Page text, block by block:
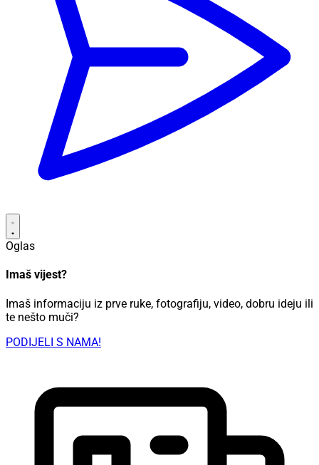
Oglas
Imaš vijest?
Imaš informaciju iz prve ruke, fotografiju, video, dobru ideju ili
te nešto muči?
PODIJELI S NAMA!